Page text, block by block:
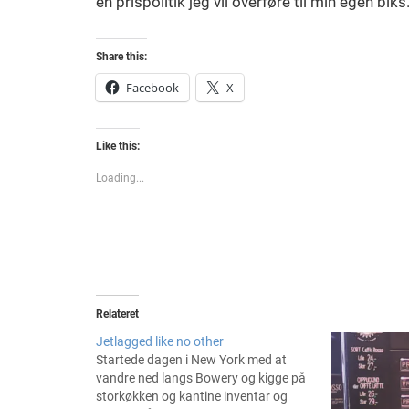
Share this:
Facebook X
Like this:
Loading...
Relateret
Jetlagged like no other
Startede dagen i New York med at
vandre ned langs Bowery og kigge på
storkøkken og kantine inventar og